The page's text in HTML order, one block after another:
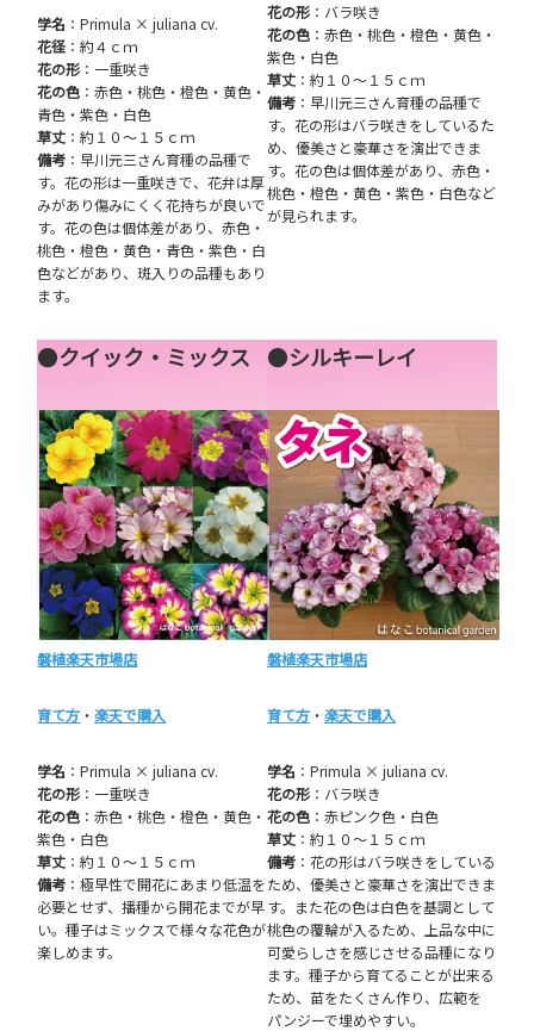
学名 ：Primula × juliana cv.
花径 ：約４ｃｍ
花の形 ：一重咲き
花の色 ：赤色・桃色・橙色・黄色・
青色・紫色・白色
草丈 ：約１０～１５ｃｍ
備考 ：早川元三さん育種の品種で
す。花の形は一重咲きで、花弁は厚
みがあり傷みにくく花持ちが良いで
す。花の色は個体差があり、赤色・
桃色・橙色・黄色・青色・紫色・白
色などがあり、斑入りの品種もあり
ます。
花の形 ：バラ咲き
花の色 ：赤色・桃色・橙色・黄色・
紫色・白色
草丈 ：約１０～１５ｃｍ
備考 ：早川元三さん育種の品種で
す。花の形はバラ咲きをしているた
め、優美さと豪華さを演出できま
す。花の色は個体差があり、赤色・
桃色・橙色・黄色・紫色・白色など
が見られます。
●クイック・ミックス
磐植楽天市場店
育て方 ・楽天で購入
学名 ：Primula × juliana cv.
花の形 ：一重咲き
花の色 ：赤色・桃色・橙色・黄色・
紫色・白色
草丈 ：約１０～１５ｃｍ
備考 ：極早性で開花にあまり低温を
必要とせず、播種から開花までが早
い。種子はミックスで様々な花色が
楽しめます。
●シルキーレイ
磐植楽天市場店
育て方 ・ 楽天で購入
学名 ：Primula × juliana cv.
花の形 ：バラ咲き
花の色 ：赤ピンク色・白色
草丈 ：約１０～１５ｃｍ
備考 ：花の形はバラ咲きをしている
ため、優美さと豪華さを演出できま
す。また花の色は白色を基調として
桃色の覆輪が入るため、上品な中に
可愛らしさを感じさせる品種になり
ます。種子から育てることが出来る
ため、苗をたくさん作り、広範を
パンジーで埋めやすい。